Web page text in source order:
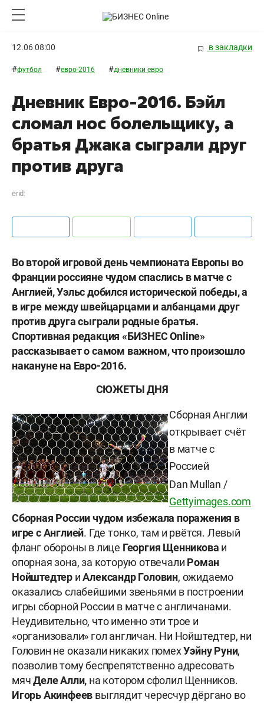
12.06 08:00 в закладки
#футбол #евро-2016 #дневники евро
Дневник Евро-2016. Бэйл
сломал нос болельщику, а
братья Джака сыграли друг
против друга
erid:
Во второй игровой день чемпионата Европы во
Франции россияне чудом спаслись в матче с
Англией, Уэльс добился исторической победы, а
в игре между швейцарцами и албанцами друг
против друга сыграли родные братья.
Спортивная редакция «БИЗНЕС Online»
рассказывает о самом важном, что произошло
накануне на Евро-2016.
СЮЖЕТЫ ДНЯ
Сборная Англии
открывает счёт
в матче с
Россией
Dan Mullan /
Gettyimages.com
Сборная России чудом избежала поражения в
игре с Англией. Где тонко, там и рвётся. Левый
фланг обороны в лице Георгия Щенникова и
опорная зона, за которую отвечали Роман
Нойштедтер иАлександр Головин, ожидаемо
оказались слабейшими звеньями в построении
игры сборной России в матче с англичанами.
Неудивительно, что именно эти трое и
«организовали» гол англичан. Ни Нойштедтер, ни
Головин не оказали никаких помехУэйну Руни,
позволив тому беспрепятственно адресовать
мячДеле Алли, на котором сфолил Щенников.
Игорь Акинфеев выглядит чересчур дёргано во